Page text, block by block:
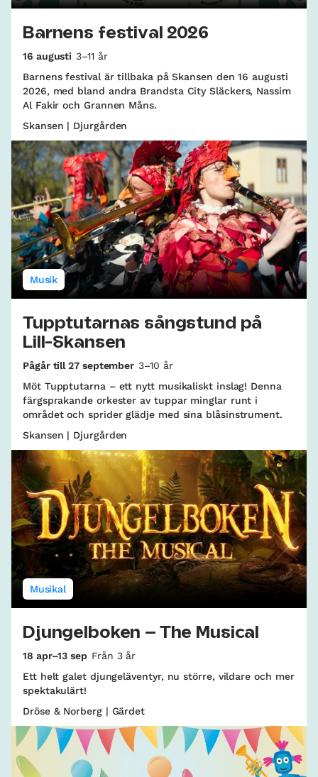
Barnens festival 2026
16 augusti 3–11 år
Barnens festival är tillbaka på Skansen den 16 augusti
2026, med bland andra Brandsta City Släckers, Nassim
Al Fakir och Grannen Måns.
Skansen | Djurgården
Musik
Tupptutarnas sångstund på
Lill-Skansen
Pågår till 27 september 3–10 år
Möt Tupptutarna – ett nytt musikaliskt inslag! Denna
färgsprakande orkester av tuppar minglar runt i
området och sprider glädje med sina blåsinstrument.
Skansen | Djurgården
Musikal
Djungelboken – The Musical
18 apr–13 sep Från 3 år
Ett helt galet djungeläventyr, nu större, vildare och mer
spektakulärt!
Dröse & Norberg | Gärdet